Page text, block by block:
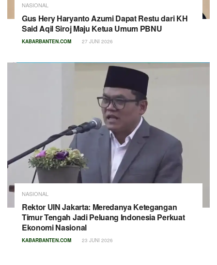
NASIONAL
Gus Hery Haryanto Azumi Dapat Restu dari KH
Said Aqil Siroj Maju Ketua Umum PBNU
KABARBANTEN.COM 27 JUNI 2026
NASIONAL
Rektor UIN Jakarta: Meredanya Ketegangan
Timur Tengah Jadi Peluang Indonesia Perkuat
Ekonomi Nasional
KABARBANTEN.COM 23 JUNI 2026